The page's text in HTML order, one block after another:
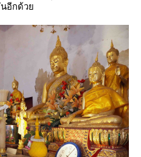
นอีกด้ว